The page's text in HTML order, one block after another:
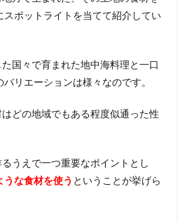
スポットライトを当てて紹介してい
国々で育まれた地中海料理と一口
リエーションは様々なのです。
どの地域でもある程度似通った性
うえで一つ重要なポイントとし
な食材を使う ということが挙げら